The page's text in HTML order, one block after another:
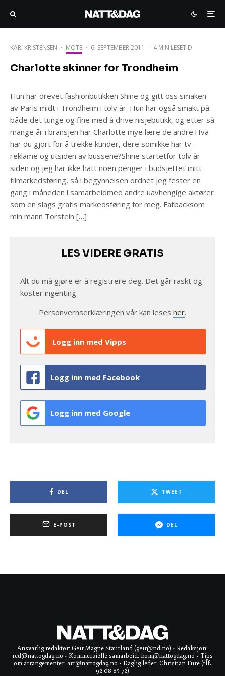
KARI KRISTENSEN · MOTE · 6. SEPTEMBER 2011 · 4 MIN LESETID
Charlotte skinner for Trondheim
Hun har drevet fashionbutikken Shine og gitt oss smaken
av Paris midt i Trondheim i tolv år. Hun har også smakt på
både det tunge og fine med å drive nisjebutikk, og etter så
mange år i bransjen har Charlotte mye lære de andre.Hva
har du gjort for å trekke kunder, dere somikke har tv-
reklame og utsiden av bussene?Shine startetfor tolv år
siden og jeg har ikke hatt noen penger i budsjettet mitt
tilmarkedsføring, så i begynnelsen ordnet jeg fester en
gang i måneden i samarbeidmed andre uavhengige aktører
som en slags gratis markedsføring for meg. Fatbacksom
min mann Torstein […]
LES VIDERE GRATIS
Alt du må gjøre er å registrere deg. Det går raskt og
koster ingenting.
Personvernserklæringen vår kan leses her.
Logg inn med Vipps
Logg inn med Facebook
Logg inn med Google
DEL TWEET
E-POST DEL
Ansvarlig redaktør: Geir Magne Staurland (geir@nd.no) • Redaksjon:
red@nattogdag.no • Kommersielle samarbeid: kom@nattogdag.no • Tips
om arrangementer: arr@nattogdag.no • Daglig leder: Christian Fure (tlf.
92 08 85 72)